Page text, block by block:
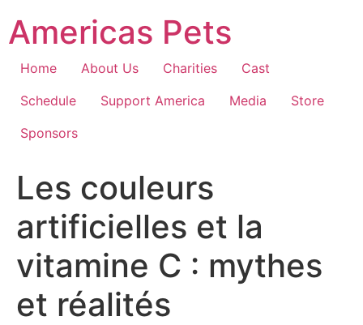
content
Americas Pets
Home About Us Charities
Cast
Schedule
Support America Media
Store
Sponsors
Les couleurs
artificielles et la
vitamine C : mythes
et réalités